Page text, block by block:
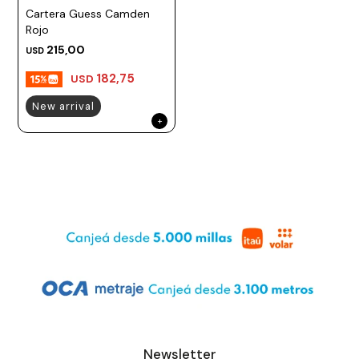
Cartera Guess Camden
Rojo
USD 215,00
USD 182,75
New arrival
Newsletter
Prune
Mistral
Camelbak
Lamy
Kaweco